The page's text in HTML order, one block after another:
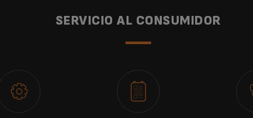
SERVICIO AL CONSUMIDOR